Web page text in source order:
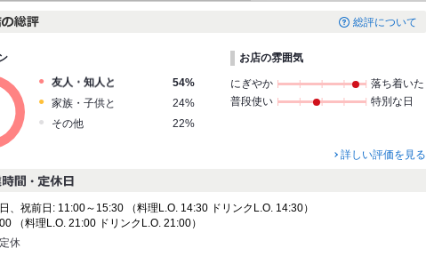
総評について
友人・知人と
54%
家族・子供と
24%
その他
22%
お店の雰囲気
にぎやか
落ち着いた
普段使い
特別な日
詳しい評価を見る
、祝前日: 11:00～15:30 （料理L.O. 14:30 ドリンクL.O. 14:30）
（料理L.O. 21:00 ドリンクL.O. 21:00）
休